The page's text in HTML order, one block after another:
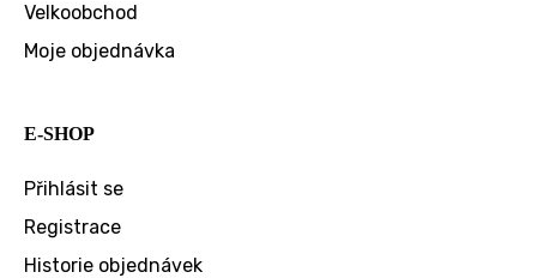
Velkoobchod
Moje objednávka
E-SHOP
Přihlásit se
Registrace
Historie objednávek